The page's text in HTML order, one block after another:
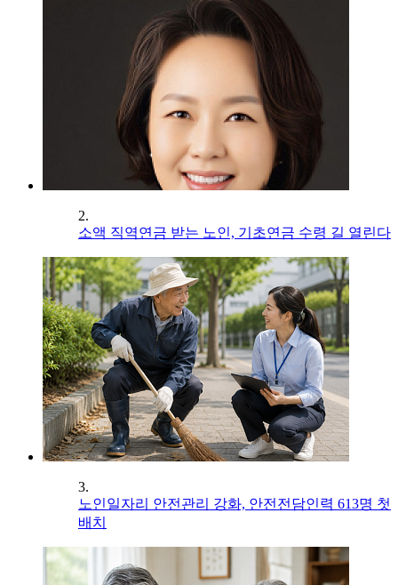
2.
소액 직역연금 받는 노인, 기초연금 수령 길 열린다
3.
노인일자리 안전관리 강화, 안전전담인력 613명 첫
배치